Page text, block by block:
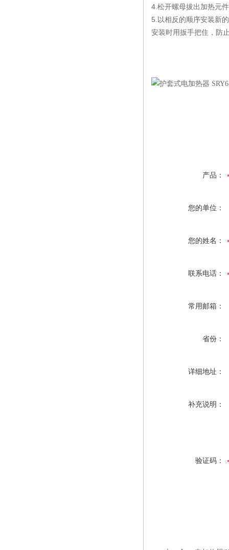
4.松开螺母拔出加热元
5.以相反的顺序安装新
安装时用扳手把住，防
产品：
您的单位：
您的姓名：
联系电话：
常用邮箱：
省份：
详细地址：
补充说明：
验证码：